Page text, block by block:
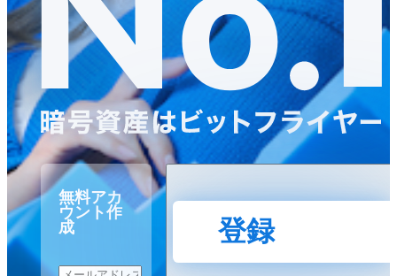
無料アカ
ウント作
成
登録